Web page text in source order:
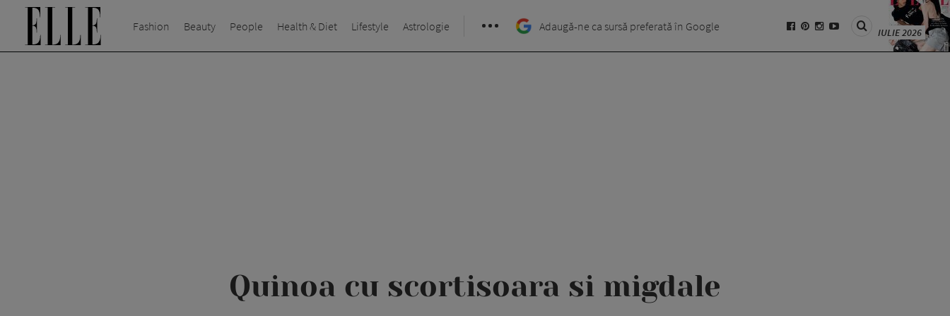
Fashion Beauty People Health & Diet Lifestyle Astrologie Adaugă-ne ca sursă preferată în Google IULIE 2026
Quinoa cu scortisoara si migdale